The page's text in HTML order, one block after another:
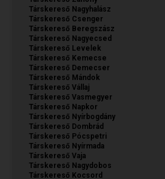
Társkereső Nagyhalász
Társkereső Csenger
Társkereső Beregszász
Társkereső Nagyecsed
Társkereső Levelek
Társkereső Kemecse
Társkereső Demecser
Társkereső Mándok
Társkereső Vállaj
Társkereső Vasmegyer
Társkereső Napkor
Társkereső Nyírbogdány
Társkereső Dombrád
Társkereső Pócspetri
Társkereső Nyírmada
Társkereső Vaja
Társkereső Nagydobos
Társkereső Kocsord